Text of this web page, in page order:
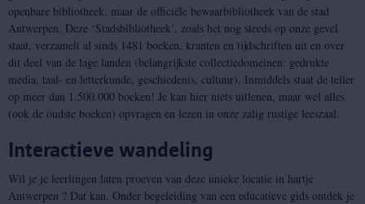
openbare bibliotheek, maar de officiële bewaarbibliotheek van de stad
Antwerpen. Deze ‘Stadsbibliotheek’, zoals het nog steeds op onze gevel
staat, verzamelt al sinds 1481 boeken, kranten en tijdschriften uit en over
dit deel van de lage landen (belangrijkste collectiedomeinen: gedrukte
media, taal- en letterkunde, geschiedenis, cultuur). Inmiddels staat de teller
op meer dan 1.500.000 boeken! Je kan hier niets uitlenen, maar wel alles
(ook de oudste boeken) opvragen en lezen in onze zalig rustige leeszaal.
Interactieve wandeling
Wil je je leerlingen laten proeven van deze unieke locatie in hartje
Antwerpen ? Dat kan. Onder begeleiding van een educatieve gids ontdek je